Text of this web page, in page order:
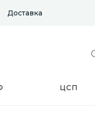
Доставка
ЦСП